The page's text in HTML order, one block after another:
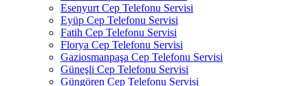
Esenyurt Cep Telefonu Servisi
Eyüp Cep Telefonu Servisi
Fatih Cep Telefonu Servisi
Florya Cep Telefonu Servisi
Gaziosmanpaşa Cep Telefonu Servisi
Güneşli Cep Telefonu Servisi
Güngören Cep Telefonu Servisi